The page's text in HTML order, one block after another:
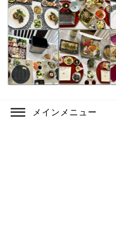
メインメニュー